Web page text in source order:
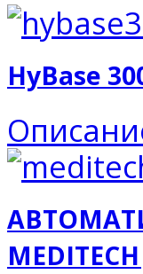
HyBase